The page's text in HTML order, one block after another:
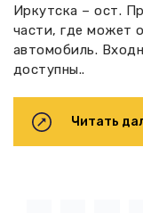
Иркутска – ост.
части, где может
автомобиль.
доступны..
Читать